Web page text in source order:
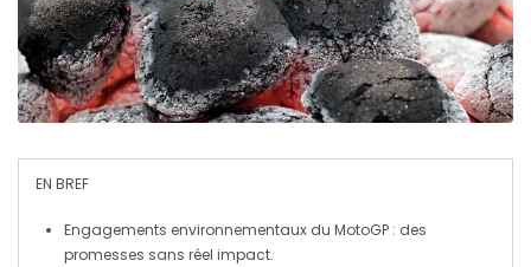
EN BREF
Engagements environnementaux du MotoGP : des
promesses sans réel impact.